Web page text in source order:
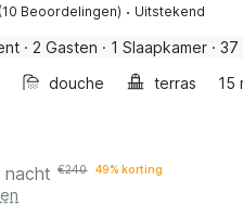
(10 Beoordelingen) · Uitstekend
· 2 Gasten · 1 Slaapkamer · 37
douche terras 15
nacht €240 49% korting